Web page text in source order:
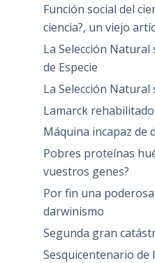
Función social del
ciencia?, un viejo
La Selección
de Especie
La Selección
Lamarck rehabilitado
Máquina incapaz de
Pobres proteínas
vuestros genes?
Por fin una
darwinismo
Segunda gran
Sesquicentenario de